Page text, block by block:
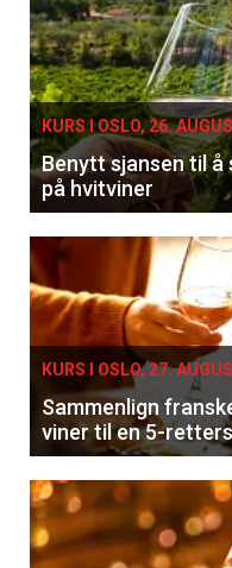
KURS I OSLO, 26.
Benytt sjansen til
på hvitviner
KURS I OSLO, 27.
Sammenlign
viner til en 5-